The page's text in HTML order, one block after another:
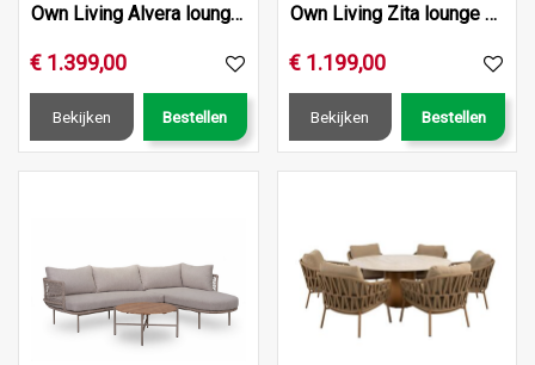
Own Living Alvera lounge set , Mexican sand
€ 1.399,00
Bekijken Bestellen
Own Living Zita lounge set (4), Black
€ 1.199,00
Bekijken Bestellen